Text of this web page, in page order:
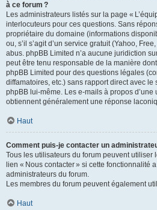
à ce forum ?
Les administrateurs listés sur la page «
interlocuteurs pour ces questions. Sans
propriétaire du domaine (informations
ou, s’il s’agit d’un service gratuit (Yahoo,
abus. phpBB Limited n’a aucune juridiction
peut être tenu responsable de la manière
phpBB Limited pour des questions légales
diffamatoires, etc.) sans rapport direct avec le
phpBB lui-même. Les e-mails à propos d’une
obtiennent généralement une réponse
Haut
Comment puis-je contacter un
Tous les utilisateurs du forum peuvent utiliser
lien « Nous contacter » si cette fonctionnalité
administrateurs du forum.
Les membres du forum peuvent également
Haut